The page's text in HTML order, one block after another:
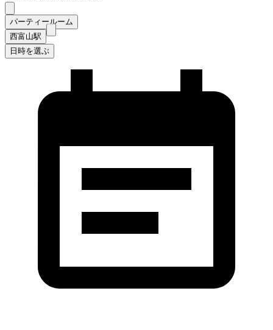
パーティールーム
西富山駅
日時を選ぶ